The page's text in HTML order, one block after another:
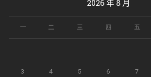
2026 年 8 月
一 二 三 四 五
3 4 5 6 7